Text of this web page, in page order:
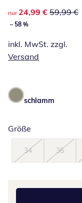
reduzierter Preis
nur 24,99 € 59,99 €
– 58 %
inkl. MwSt. zzgl.
Versand
schlamm
Größe
34 36